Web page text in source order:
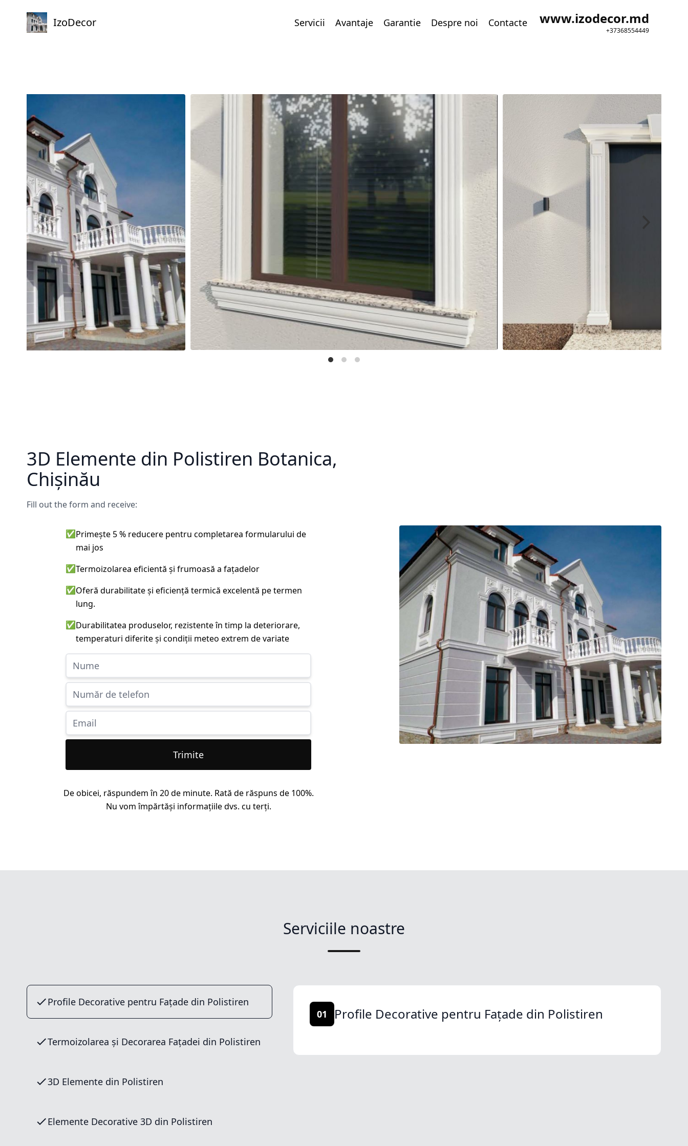
IzoDecor Servicii Avantaje Garantie Despre noi Contacte www.izodecor.md
+37368554449
3D Elemente din Polistiren Botanica,
Chișinău
Fill out the form and receive:
✅Primește 5 % reducere pentru completarea formularului de
mai jos
✅Termoizolarea eficientă și frumoasă a fațadelor
✅Oferă durabilitate și eficiență termică excelentă pe termen
lung.
✅Durabilitatea produselor, rezistente în timp la deteriorare,
temperaturi diferite și condiții meteo extrem de variate
Trimite
De obicei, răspundem în 20 de minute. Rată de răspuns de 100%.
Nu vom împărtăși informațiile dvs. cu terți.
Serviciile noastre
Profile Decorative pentru Fațade din Polistiren
Termoizolarea și Decorarea Fațadei din Polistiren
3D Elemente din Polistiren
Elemente Decorative 3D din Polistiren
01 Profile Decorative pentru Fațade din Polistiren